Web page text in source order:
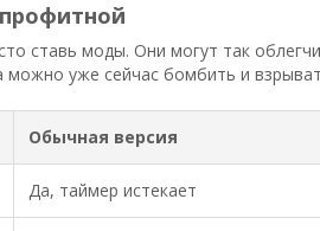
ставь моды. Они могут так
уже сейчас бомбить и
Обычная версия
Да, таймер истекает